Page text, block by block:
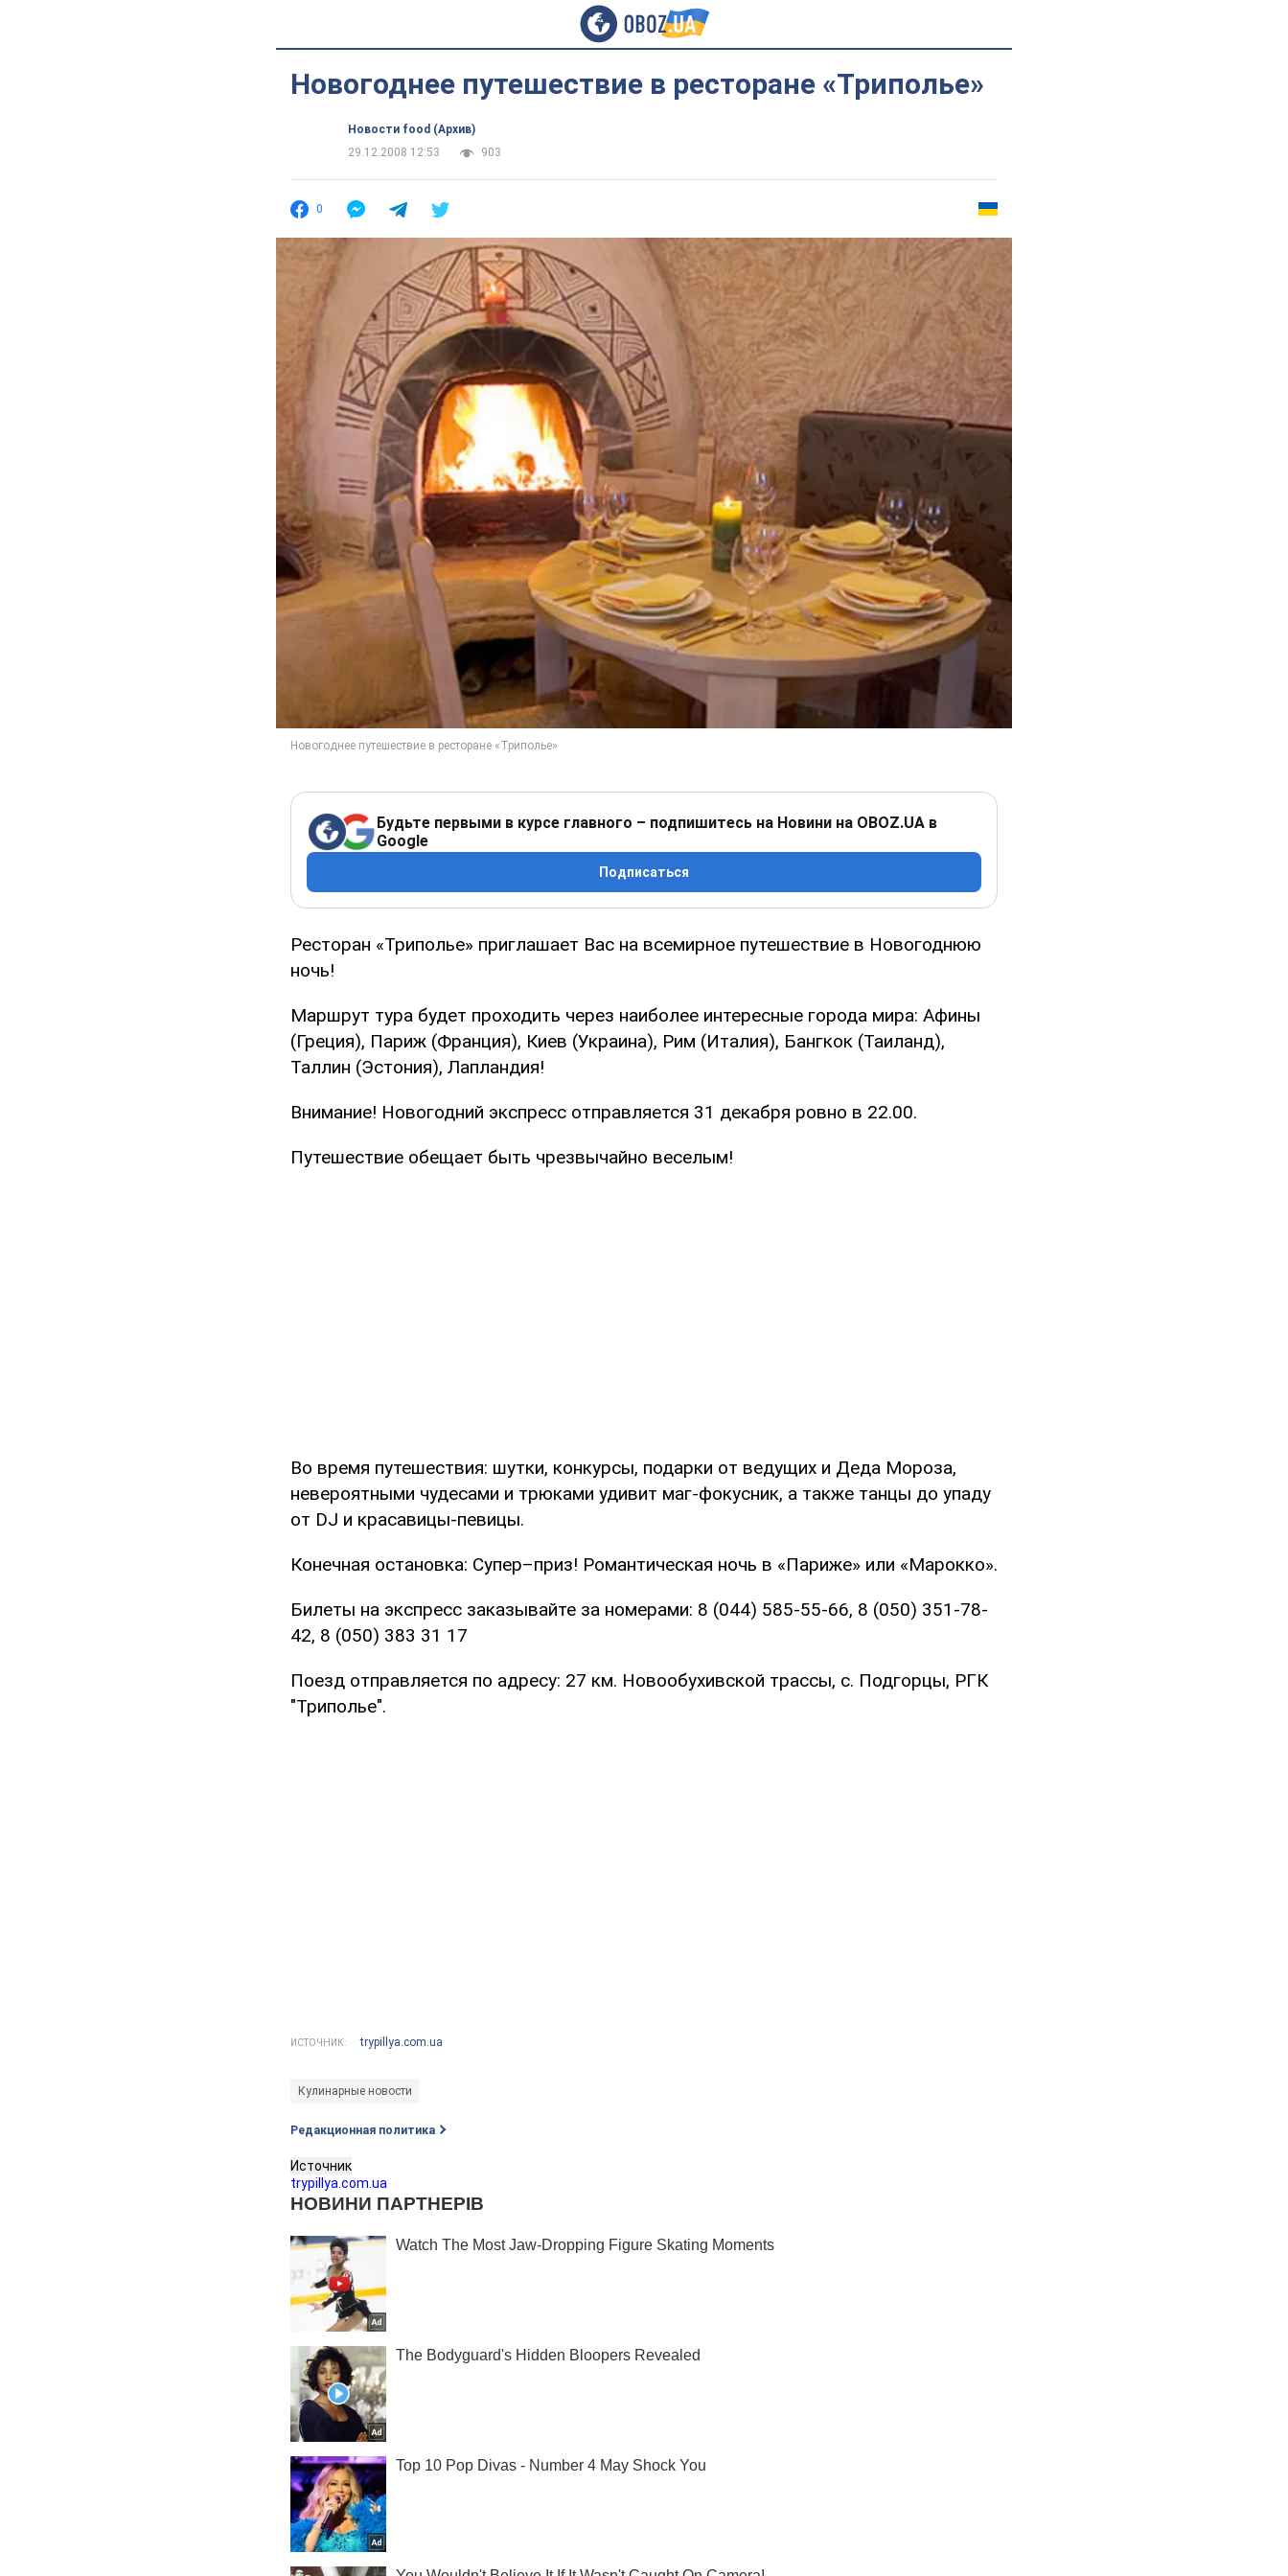
Новогоднее путешествие в ресторане «Триполье»
Новости food (Архив)
29.12.2008 12:53
903
0
Будьте первыми в курсе главного – подпишитесь на Новини на OBOZ.UA в
Google
Подписаться
Ресторан «Триполье» приглашает Вас на всемирное путешествие в Новогоднюю
ночь!
Маршрут тура будет проходить через наиболее интересные города мира: Афины
(Греция), Париж (Франция), Киев (Украина), Рим (Италия), Бангкок (Таиланд),
Таллин (Эстония), Лапландия!
Внимание! Новогодний экспресс отправляется 31 декабря ровно в 22.00.
Путешествие обещает быть чрезвычайно веселым!
Во время путешествия: шутки, конкурсы, подарки от ведущих и Деда Мороза,
невероятными чудесами и трюками удивит маг-фокусник, а также танцы до упаду
от DJ и красавицы-певицы.
Конечная остановка: Супер–приз! Романтическая ночь в «Париже» или «Марокко».
Билеты на экспресс заказывайте за номерами: 8 (044) 585-55-66, 8 (050) 351-78-
42, 8 (050) 383 31 17
Поезд отправляется по адресу: 27 км. Новообухивской трассы, с. Подгорцы, РГК
"Триполье".
ИСТОЧНИК: trypillya.com.ua
Кулинарные новости
Редакционная политика
Источник
trypillya.com.ua